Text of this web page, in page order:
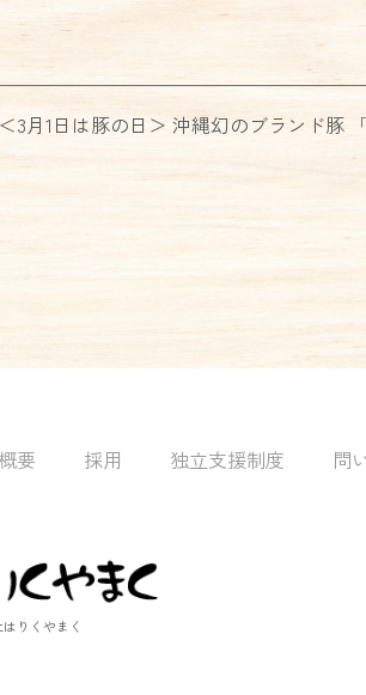
＜3月1日は豚の日＞ 沖縄幻のブランド豚
要 採用 独立支援制度 問
りくやまく